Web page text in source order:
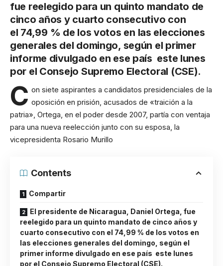
fue reelegido para un quinto mandato de
cinco años y cuarto consecutivo con
el 74,99 % de los votos en las elecciones
generales del domingo, según el primer
informe divulgado en ese país este lunes
por el Consejo Supremo Electoral (CSE).
C on siete aspirantes a candidatos presidenciales de la
oposición en prisión, acusados de «traición a la
patria», Ortega, en el poder desde 2007, partía con ventaja
para una nueva reelección junto con su esposa, la
vicepresidenta Rosario Murillo
Contents
Compartir
El presidente de Nicaragua, Daniel Ortega, fue
reelegido para un quinto mandato de cinco años y
cuarto consecutivo con el 74,99 % de los votos en
las elecciones generales del domingo, según el
primer informe divulgado en ese país este lunes
por el Consejo Supremo Electoral (CSE).